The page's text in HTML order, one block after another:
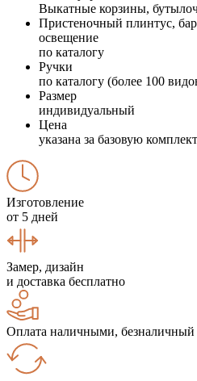
Выкатные корзины,
Пристеночный плинтус,
освещение
по каталогу
Ручки
по каталогу (более 100
Размер
индивидуальный
Цена
указана за базовую
Изготовление
от 5 дней
Замер, дизайн
и доставка бесплатно
Оплата наличными, безналичный